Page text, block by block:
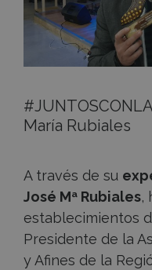
María Rubiales
A través de su
José Mª Rubiales,
establecimientos
Presidente de la
y Afines de la